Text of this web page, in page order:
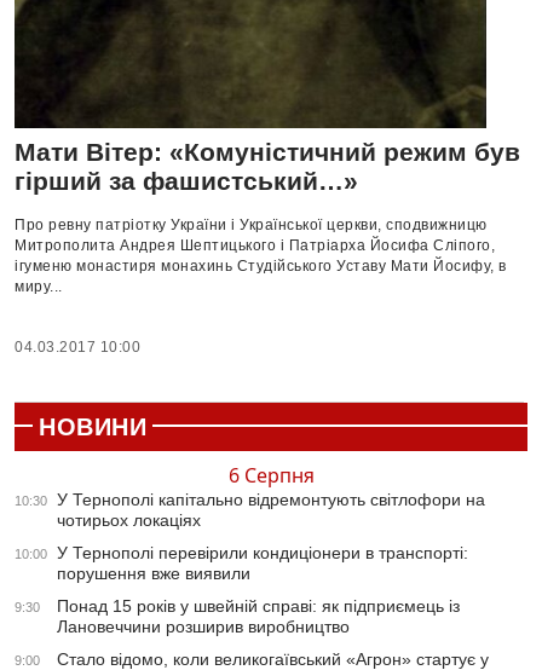
Мати Вітер: «Комуністичний режим був
гірший за фашистський…»
Про ревну патріотку України і Української церкви, сподвижницю
Митрополита Андрея Шептицького і Патріарха Йосифа Сліпого,
ігуменю монастиря монахинь Студійського Уставу Мати Йосифу, в
миру...
04.03.2017 10:00
НОВИНИ
6 Серпня
10:30
У Тернополі капітально відремонтують світлофори на
чотирьох локаціях
10:00
У Тернополі перевірили кондиціонери в транспорті:
порушення вже виявили
9:30
Понад 15 років у швейній справі: як підприємець із
Лановеччини розширив виробництво
9:00
Стало відомо, коли великогаївський «Агрон» стартує у